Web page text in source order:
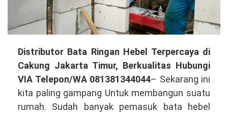
Distributor
Bata
Ringan
Hebel
Terpercaya
Distributor Bata Ringan Hebel Terpercaya di
Cakung Jakarta Timur, Berkualitas Hubungi
VIA Telepon/WA 081381344044– Sekarang ini
kita paling gampang Untuk membangun suatu
rumah. Sudah banyak pemasuk bata hebel